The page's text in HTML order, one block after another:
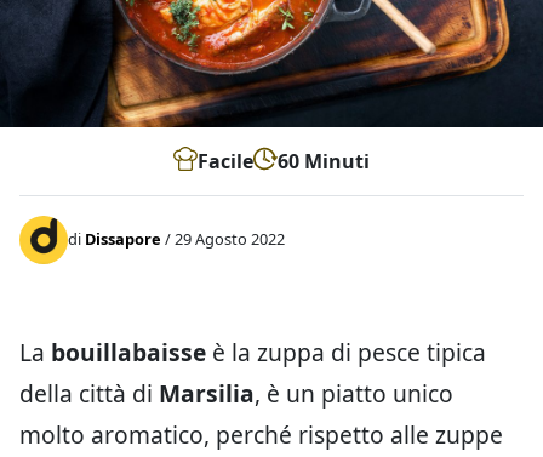
Facile 60 Minuti
di Dissapore / 29 Agosto 2022
La bouillabaisse è la zuppa di pesce tipica
della città di Marsilia, è un piatto unico
molto aromatico, perché rispetto alle zuppe